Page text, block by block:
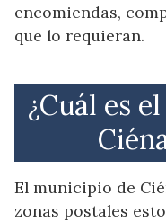
encomiendas,
que lo requieran.
¿Cuál es
El municipio de
zonas postales